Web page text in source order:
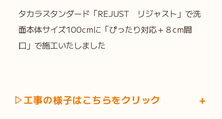
タカラスタンダード「REJUST リジャスト」で洗
面本体サイズ100cmに「ぴったり対応＋８cm間
口」で施工いたしました
▷工事の様子はこちらをクリック +